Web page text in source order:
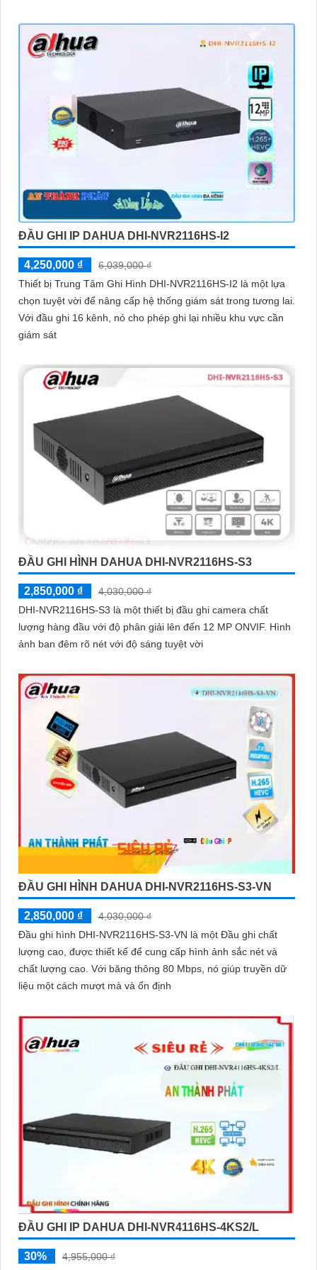
ĐẦU GHI IP DAHUA DHI-NVR2116HS-I2
4,250,000 ₫
6,039,000 ₫
Thiết bị Trung Tâm Ghi Hình DHI-NVR2116HS-I2 là một lựa
chọn tuyệt vời để nâng cấp hệ thống giám sát trong tương lai.
Với đầu ghi 16 kênh, nó cho phép ghi lại nhiều khu vực cần
giám sát
ĐẦU GHI HÌNH DAHUA DHI-NVR2116HS-S3
2,850,000 ₫
4,030,000 ₫
DHI-NVR2116HS-S3 là một thiết bị đầu ghi camera chất
lượng hàng đầu với độ phân giải lên đến 12 MP ONVIF. Hình
ảnh ban đêm rõ nét với độ sáng tuyệt vời
ĐẦU GHI HÌNH DAHUA DHI-NVR2116HS-S3-VN
2,850,000 ₫
4,030,000 ₫
Đầu ghi hình DHI-NVR2116HS-S3-VN là một Đầu ghi chất
lượng cao, được thiết kế để cung cấp hình ảnh sắc nét và
chất lượng cao. Với băng thông 80 Mbps, nó giúp truyền dữ
liệu một cách mượt mà và ổn định
ĐẦU GHI IP DAHUA DHI-NVR4116HS-4KS2/L
30%
4,955,000 ₫